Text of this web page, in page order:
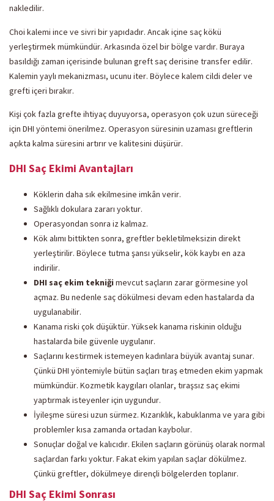
nakledilir.
Choi kalemi ince ve sivri bir yapıdadır. Ancak içine saç kökü
yerleştirmek mümkündür. Arkasında özel bir bölge vardır. Buraya
basıldığı zaman içerisinde bulunan greft saç derisine transfer edilir.
Kalemin yaylı mekanizması, ucunu iter. Böylece kalem cildi deler ve
grefti içeri bırakır.
Kişi çok fazla grefte ihtiyaç duyuyorsa, operasyon çok uzun süreceği
için DHI yöntemi önerilmez. Operasyon süresinin uzaması greftlerin
açıkta kalma süresini artırır ve kalitesini düşürür.
DHI Saç Ekimi Avantajları
Köklerin daha sık ekilmesine imkân verir.
Sağlıklı dokulara zararı yoktur.
Operasyondan sonra iz kalmaz.
Kök alımı bittikten sonra, greftler bekletilmeksizin direkt
yerleştirilir. Böylece tutma şansı yükselir, kök kaybı en aza
indirilir.
DHI saç ekim tekniği mevcut saçların zarar görmesine yol
açmaz. Bu nedenle saç dökülmesi devam eden hastalarda da
uygulanabilir.
Kanama riski çok düşüktür. Yüksek kanama riskinin olduğu
hastalarda bile güvenle uygulanır.
Saçlarını kestirmek istemeyen kadınlara büyük avantaj sunar.
Çünkü DHI yöntemiyle bütün saçları tıraş etmeden ekim yapmak
mümkündür. Kozmetik kaygıları olanlar, tıraşsız saç ekimi
yaptırmak isteyenler için uygundur.
İyileşme süresi uzun sürmez. Kızarıklık, kabuklanma ve yara gibi
problemler kısa zamanda ortadan kaybolur.
Sonuçlar doğal ve kalıcıdır. Ekilen saçların görünüş olarak normal
saçlardan farkı yoktur. Fakat ekim yapılan saçlar dökülmez.
Çünkü greftler, dökülmeye dirençli bölgelerden toplanır.
DHI Saç Ekimi Sonrası